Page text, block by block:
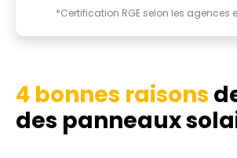
*Certification RGE selon les agences
4 bonnes raisons
des panneaux